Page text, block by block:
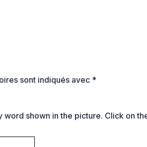
sont indiqués avec *
shown in the picture. Click on